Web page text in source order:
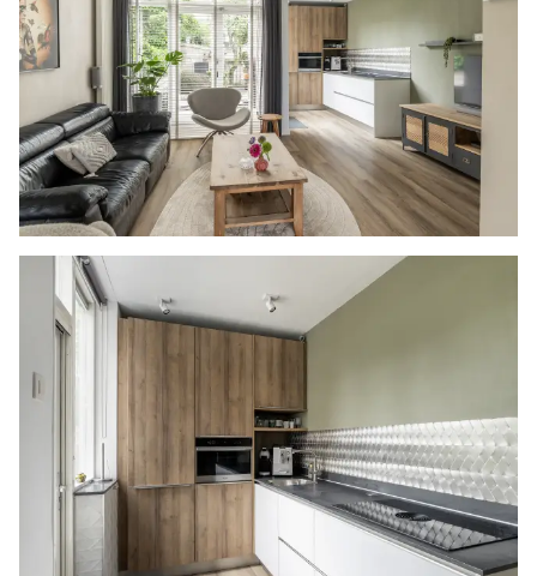
een laminaatvloer, die is doorgetrokken naar de
twee slaapkamers. Alle wanden zijn geschilderd
en naast de twee slaapkamers is er vanaf de
overloop toegang tot de wenteltrap naar de 2e
verdieping en de badkamer.
De twee slaapkamers zijn verdeeld gelegen aan
zowel de voor- als de achterzijde en beschikken
beide over een grote vaste kast met
schuifdeuren.
De badkamer is volledig betegeld en compleet
uitgerust met een inloopdouche, een toilet, een
dubbel wastafelmeubel, een handdoeken
radiator en een wasmachineaansluiting. De
ramen zorgen voor een natuurlijke ventilatie en
het plafond is voorzien van inbouw spots.